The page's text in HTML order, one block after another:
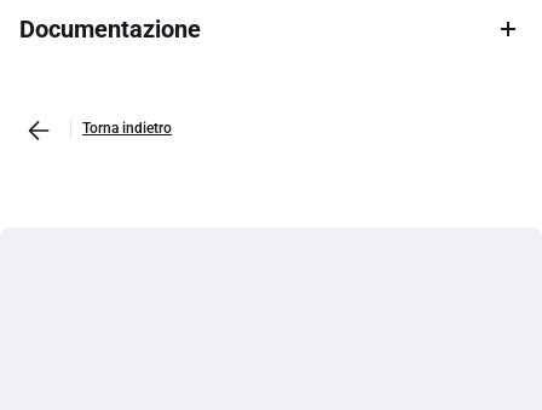
Documentazione
Torna indietro